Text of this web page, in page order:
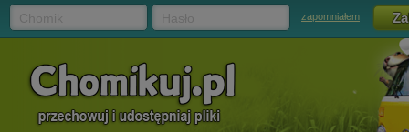
zapomniałem